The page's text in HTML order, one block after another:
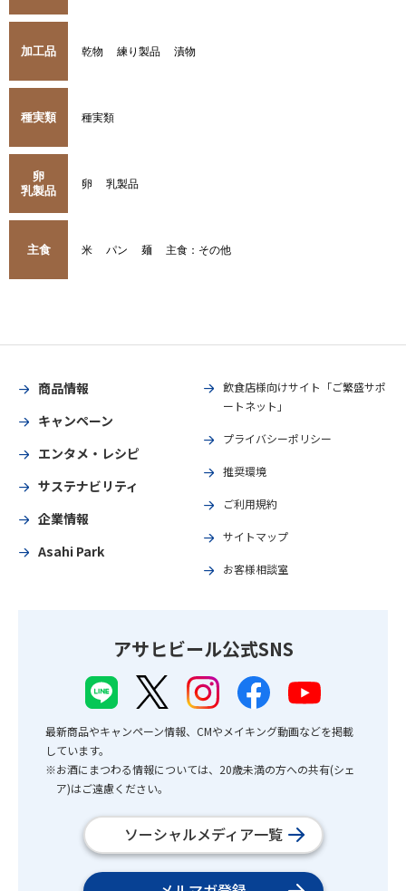
加工品 乾物 練り製品 漬物
種実類 種実類
卵
乳製品
卵 乳製品
主食 米 パン 麺 主食：その他
商品情報
キャンペーン
エンタメ・レシピ
サステナビリティ
企業情報
Asahi Park
飲食店様向けサイト「ご繁盛サポ
ートネット」
プライバシーポリシー
推奨環境
ご利用規約
サイトマップ
お客様相談室
アサヒビール公式SNS
最新商品やキャンペーン情報、CMやメイキング動画などを掲載
しています。
※お酒にまつわる情報については、20歳未満の方への共有(シェ
ア)はご遠慮ください。
ソーシャルメディア一覧